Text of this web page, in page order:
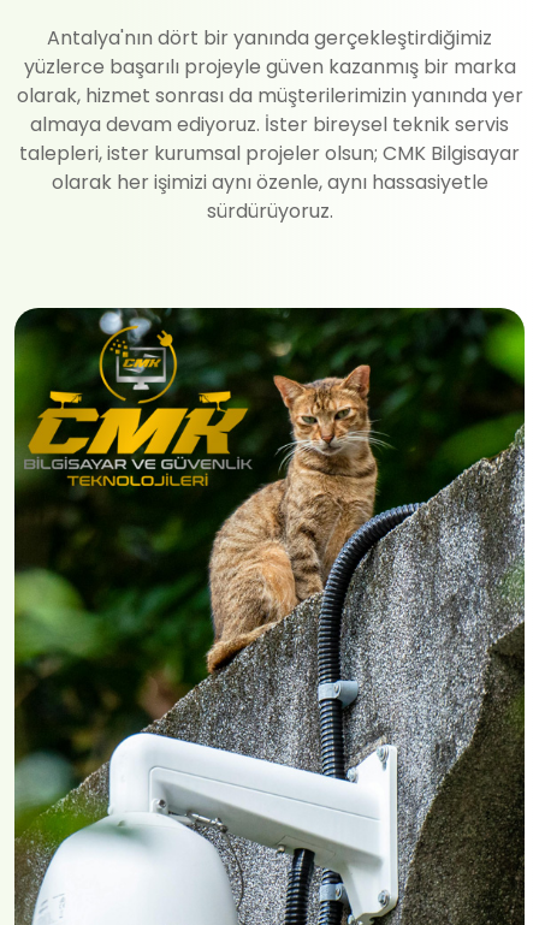
Antalya'nın dört bir yanında gerçekleştirdiğimiz
yüzlerce başarılı projeyle güven kazanmış bir marka
olarak, hizmet sonrası da müşterilerimizin yanında yer
almaya devam ediyoruz. İster bireysel teknik servis
talepleri, ister kurumsal projeler olsun; CMK Bilgisayar
olarak her işimizi aynı özenle, aynı hassasiyetle
sürdürüyoruz.